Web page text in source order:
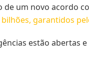
um novo acordo
garantidos
estão abertas